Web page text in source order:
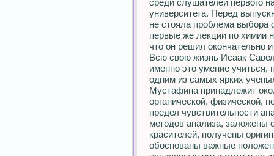
среди слушателей первого
университета. Перед
не стояла проблема выбора
первые же лекции по химии
что он решил окончательно
Всю свою жизнь Исаак
именно это умение учиться,
одним из самых ярких
Мустафина принадлежит
органической, физической,
предел чувствительности
методов анализа, заложены
красителей, получены
обоснованы важные